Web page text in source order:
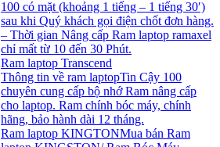
100 có mặt (khoảng 1 tiếng – 1 tiếng 30′)
sau khi Quý khách gọi điện chốt đơn hàng.
– Thời gian Nâng cấp Ram laptop ramaxel
chỉ mất từ 10 đến 30 Phút.
Ram laptop Transcend
Thông tin về ram laptopTin Cậy 100
chuyên cung cấp bộ nhớ Ram nâng cấp
cho laptop. Ram chính bóc máy, chính
hãng, bảo hành dài 12 tháng.
Ram laptop KINGTONMua bán Ram